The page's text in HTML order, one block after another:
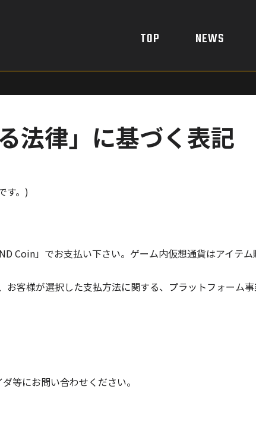
TOP NEWS
法律」に基づく表記
す。)
Coin」でお支払い下さい。ゲーム内仮想通貨はアイテ
客様が選択した支払方法に関する、プラットフォーム
等にお問い合わせください。